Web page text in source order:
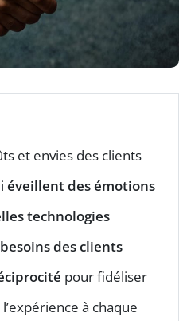
et envies des clients
éveillent des émotions
technologies
besoins des clients
pour fidéliser
l’expérience à chaque